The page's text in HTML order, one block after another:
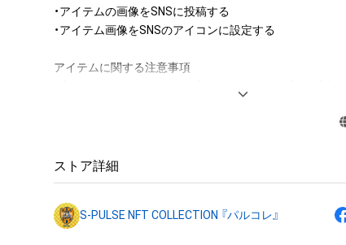
・アイテムの画像をSNSに投稿する
・アイテム画像をSNSのアイコンに設定する
アイテムに関する注意事項
用新案権、商標権、意匠権その他の知的財産権(それらの
は、本アイテムの著作権を有する方、著作隣接権の権利者
にかかる知的財産権を有することを意味しません。
ストア詳細
S-PULSE NFT COLLECTION 『パルコレ』